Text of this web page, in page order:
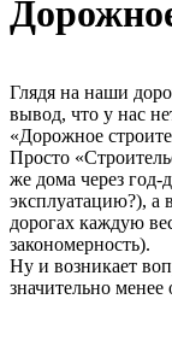
Глядя на наши
вывод, что у нас
«Дорожное
Просто
же дома через год-
эксплуатацию?), а
дорогах каждую
закономерность).
Ну и возникает
значительно менее